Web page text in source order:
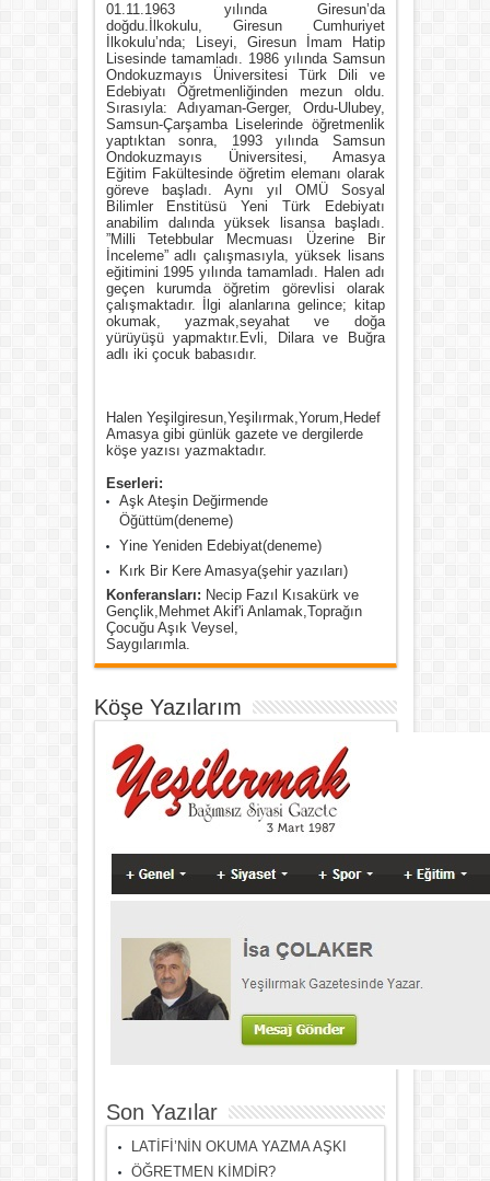
01.11.1963 yılında Giresun’da
doğdu.İlkokulu, Giresun Cumhuriyet
İlkokulu’nda; Liseyi, Giresun İmam Hatip
Lisesinde tamamladı. 1986 yılında Samsun
Ondokuzmayıs Üniversitesi Türk Dili ve
Edebiyatı Öğretmenliğinden mezun oldu.
Sırasıyla: Adıyaman-Gerger, Ordu-Ulubey,
Samsun-Çarşamba Liselerinde öğretmenlik
yaptıktan sonra, 1993 yılında Samsun
Ondokuzmayıs Üniversitesi, Amasya
Eğitim Fakültesinde öğretim elemanı olarak
göreve başladı. Aynı yıl OMÜ Sosyal
Bilimler Enstitüsü Yeni Türk Edebiyatı
anabilim dalında yüksek lisansa başladı.
”Milli Tetebbular Mecmuası Üzerine Bir
İnceleme” adlı çalışmasıyla, yüksek lisans
eğitimini 1995 yılında tamamladı. Halen adı
geçen kurumda öğretim görevlisi olarak
çalışmaktadır. İlgi alanlarına gelince; kitap
okumak, yazmak,seyahat ve doğa
yürüyüşü yapmaktır.Evli, Dilara ve Buğra
adlı iki çocuk babasıdır.
Halen Yeşilgiresun,Yeşilırmak,Yorum,Hedef
Amasya gibi günlük gazete ve dergilerde
köşe yazısı yazmaktadır.
Eserleri:
Aşk Ateşin Değirmende
Öğüttüm(deneme)
Yine Yeniden Edebiyat(deneme)
Kırk Bir Kere Amasya(şehir yazıları)
Konferansları: Necip Fazıl Kısakürk ve
Gençlik,Mehmet Akif'i Anlamak,Toprağın
Çocuğu Aşık Veysel,
Saygılarımla.
Köşe Yazılarım
Son Yazılar
LATİFİ’NİN OKUMA YAZMA AŞKI
ÖĞRETMEN KİMDİR?